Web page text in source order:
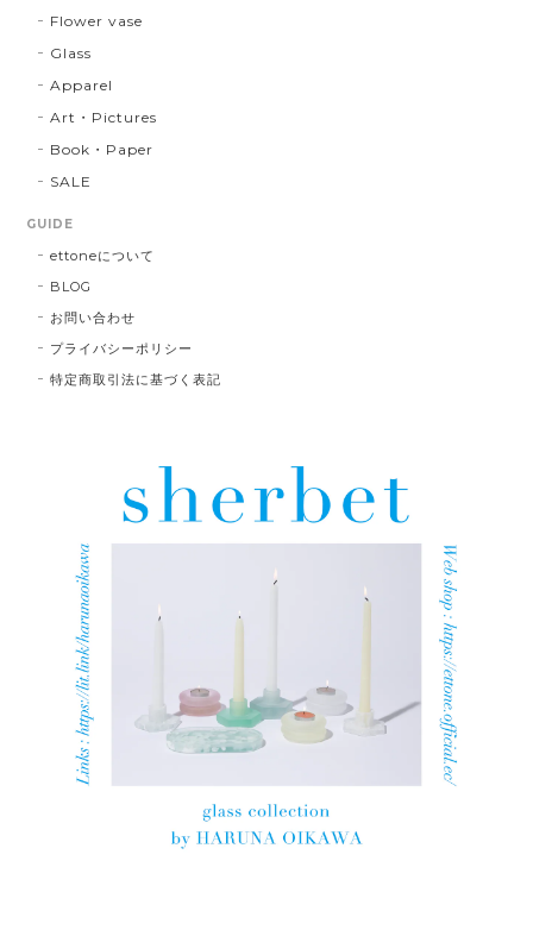
Flower vase
Glass
Apparel
Art・Pictures
Book・Paper
SALE
GUIDE
ettoneについて
BLOG
お問い合わせ
プライバシーポリシー
特定商取引法に基づく表記